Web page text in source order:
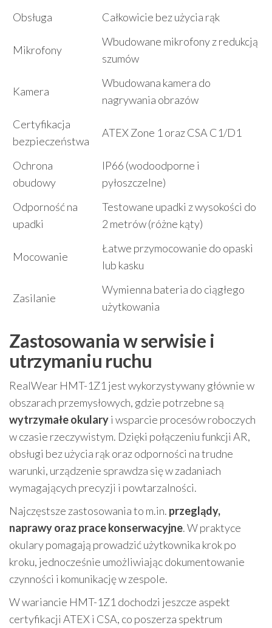
Obsługa
Całkowicie bez użycia rąk
Mikrofony
Wbudowane mikrofony z redukcją
szumów
Kamera
Wbudowana kamera do
nagrywania obrazów
Certyfikacja
bezpieczeństwa
ATEX Zone 1 oraz CSA C1/D1
Ochrona
obudowy
IP66 (wodoodporne i
pyłoszczelne)
Odporność na
upadki
Testowane upadki z wysokości do
2 metrów (różne kąty)
Mocowanie
Łatwe przymocowanie do opaski
lub kasku
Zasilanie
Wymienna bateria do ciągłego
użytkowania
Zastosowania w serwisie i
utrzymaniu ruchu
RealWear HMT-1Z1 jest wykorzystywany głównie w
obszarach przemysłowych, gdzie potrzebne są
wytrzymałe okularyi wsparcie procesów roboczych
w czasie rzeczywistym. Dzięki połączeniu funkcji AR,
obsługi bez użycia rąk oraz odporności na trudne
warunki, urządzenie sprawdza się w zadaniach
wymagających precyzji i powtarzalności.
Najczęstsze zastosowania to m.in. przeglądy,
naprawy oraz prace konserwacyjne. W praktyce
okulary pomagają prowadzić użytkownika krok po
kroku, jednocześnie umożliwiając dokumentowanie
czynności i komunikację w zespole.
W wariancie HMT-1Z1 dochodzi jeszcze aspekt
certyfikacji ATEX i CSA, co poszerza spektrum